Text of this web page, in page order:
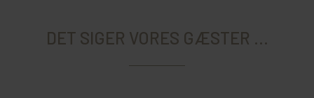
DET SIGER VORES GÆSTER ...